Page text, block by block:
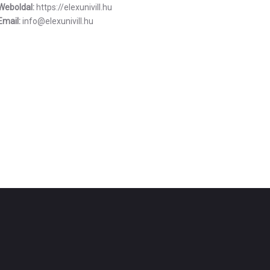
https://elexunivill.hu
info@elexunivill.hu